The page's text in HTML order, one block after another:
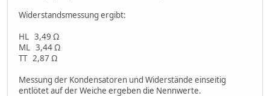
Widerstandsmessung ergibt:
HL 3,49 Ω
ML 3,44 Ω
TT 2,87 Ω
Messung der Kondensatoren und Widerstände einseitig
entlötet auf der Weiche ergeben die Nennwerte.